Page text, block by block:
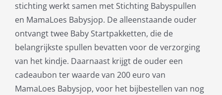
stichting werkt samen met Stichting Babyspullen
en MamaLoes Babysjop. De alleenstaande ouder
ontvangt twee Baby Startpakketten, die de
belangrijkste spullen bevatten voor de verzorging
van het kindje. Daarnaast krijgt de ouder een
cadeaubon ter waarde van 200 euro van
MamaLoes Babysjop, voor het bijbestellen van nog